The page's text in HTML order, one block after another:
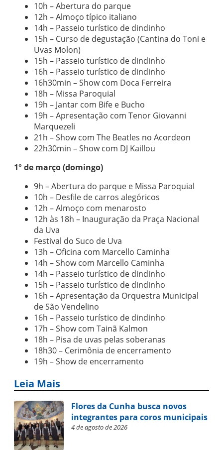
10h – Abertura do parque
12h – Almoço típico italiano
14h – Passeio turístico de dindinho
15h – Curso de degustação (Cantina do Toni e
Uvas Molon)
15h – Passeio turístico de dindinho
16h – Passeio turístico de dindinho
16h30min – Show com Doca Ferreira
18h – Missa Paroquial
19h – Jantar com Bife e Bucho
19h – Apresentação com Tenor Giovanni
Marquezeli
21h – Show com The Beatles no Acordeon
22h30min – Show com DJ Kaillou
1° de março (domingo)
9h – Abertura do parque e Missa Paroquial
10h – Desfile de carros alegóricos
12h – Almoço com menarosto
12h às 18h – Inauguração da Praça Nacional
da Uva
Festival do Suco de Uva
13h – Oficina com Marcello Caminha
14h – Show com Marcello Caminha
14h – Passeio turístico de dindinho
15h – Passeio turístico de dindinho
16h – Apresentação da Orquestra Municipal
de São Vendelino
16h – Passeio turístico de dindinho
17h – Show com Tainã Kalmon
18h – Pisa de uvas pelas soberanas
18h30 – Cerimônia de encerramento
19h – Show de encerramento
Leia Mais
Flores da Cunha busca novos
integrantes para coros municipais
4 de agosto de 2026